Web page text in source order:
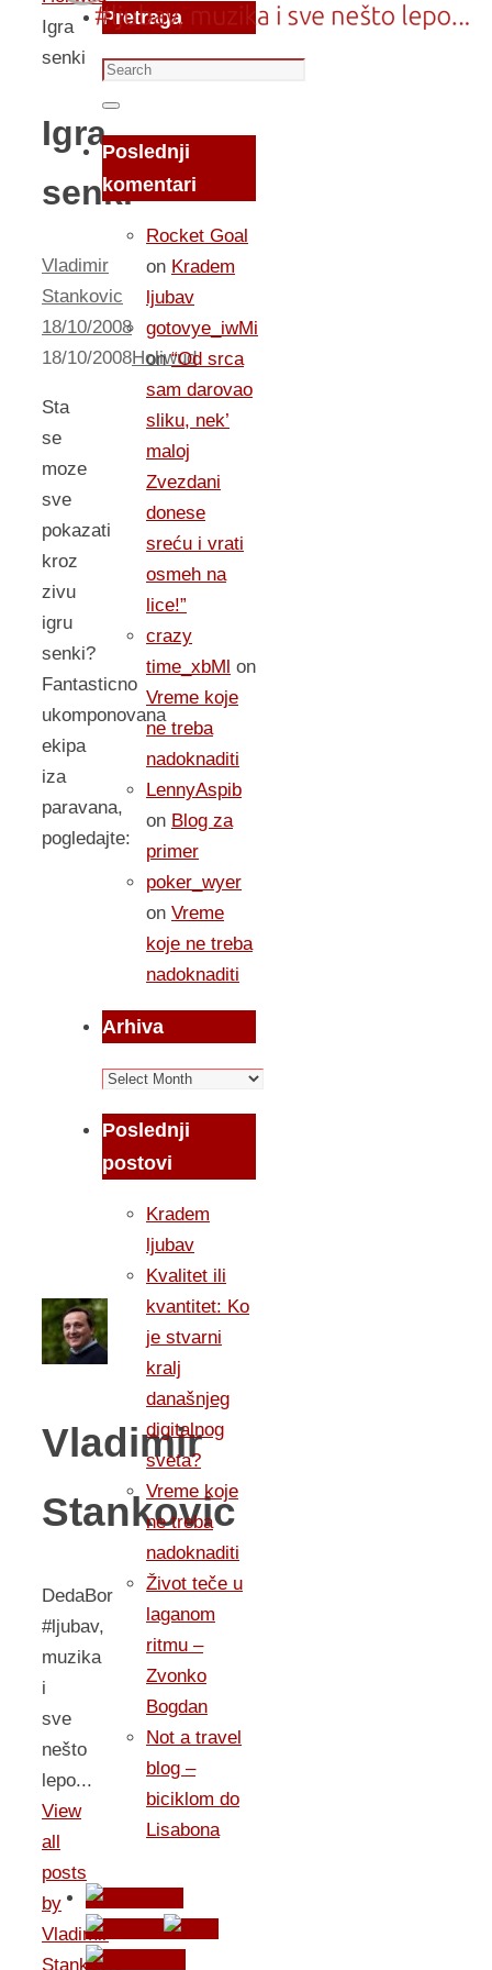
Igra
senki
Igra
senki
Vladimir
Stankovic
18/10/2008
18/10/2008Holiwud
Sta
se
moze
sve
pokazati
kroz
zivu
igru
senki?
Fantasticno
ukomponovana
ekipa
iza
paravana,
pogledajte:
Vladimir
Stankovic
DedaBor
#ljubav,
muzika
i
sve
nešto
lepo...
View
all
posts
by
Vladimir
Stankovic
Pretraga
Search
for:
Search
Poslednji
komentari
Rocket Goal
on Kradem
ljubav
gotovye_iwMi
on“Od srca
sam darovao
sliku, nek’
maloj
Zvezdani
donese
sreću i vrati
osmeh na
lice!”
crazy
time_xbMl on
Vreme koje
ne treba
nadoknaditi
LennyAspib
on Blog za
primer
poker_wyer
on Vreme
koje ne treba
nadoknaditi
Arhiva
Arhiva
Poslednji
postovi
Kradem
ljubav
Kvalitet ili
kvantitet: Ko
je stvarni
kralj
današnjeg
digitalnog
sveta?
Vreme koje
ne treba
nadoknaditi
Život teče u
laganom
ritmu –
Zvonko
Bogdan
Not a travel
blog –
biciklom do
Lisabona